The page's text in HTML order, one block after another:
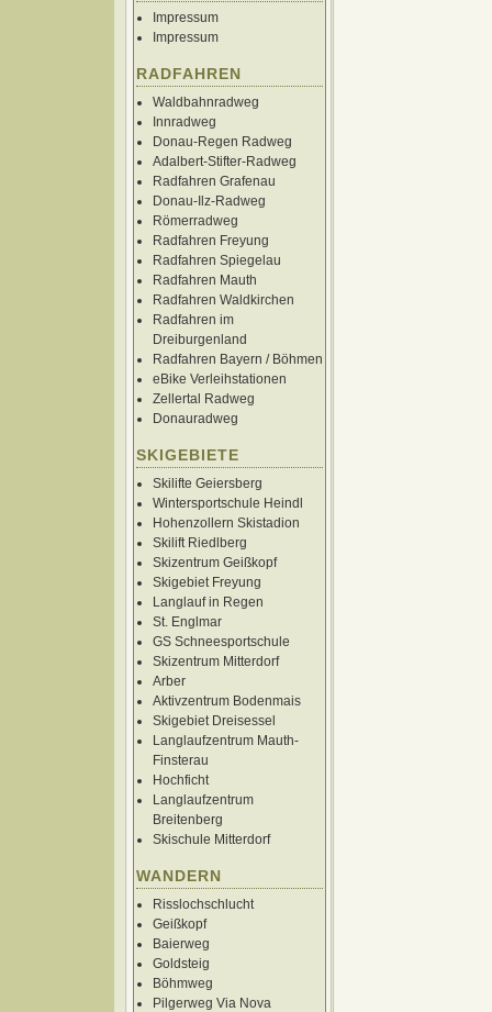
Impressum
Impressum
RADFAHREN
Waldbahnradweg
Innradweg
Donau-Regen Radweg
Adalbert-Stifter-Radweg
Radfahren Grafenau
Donau-Ilz-Radweg
Römerradweg
Radfahren Freyung
Radfahren Spiegelau
Radfahren Mauth
Radfahren Waldkirchen
Radfahren im
Dreiburgenland
Radfahren Bayern / Böhmen
eBike Verleihstationen
Zellertal Radweg
Donauradweg
SKIGEBIETE
Skilifte Geiersberg
Wintersportschule Heindl
Hohenzollern Skistadion
Skilift Riedlberg
Skizentrum Geißkopf
Skigebiet Freyung
Langlauf in Regen
St. Englmar
GS Schneesportschule
Skizentrum Mitterdorf
Arber
Aktivzentrum Bodenmais
Skigebiet Dreisessel
Langlaufzentrum Mauth-
Finsterau
Hochficht
Langlaufzentrum
Breitenberg
Skischule Mitterdorf
WANDERN
Risslochschlucht
Geißkopf
Baierweg
Goldsteig
Böhmweg
Pilgerweg Via Nova